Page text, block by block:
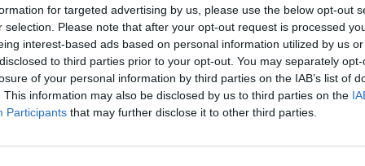
for targeted advertising by us, please use the below opt-out
selection. Please note that after your opt-out request is processed
interest-based ads based on personal information utilized by us
to third parties prior to your opt-out. You may separately
of your personal information by third parties on the IAB’s list of
This information may also be disclosed by us to third parties on the
Participants that may further disclose it to other third parties.
«Πάτησε την Έμμα και την έλιωσε» – Ξεσπά η
μητέρα της πριν τη δίκη
ΕΙΔΗΣΕΙΣ 9 Ιουνίου, 2023